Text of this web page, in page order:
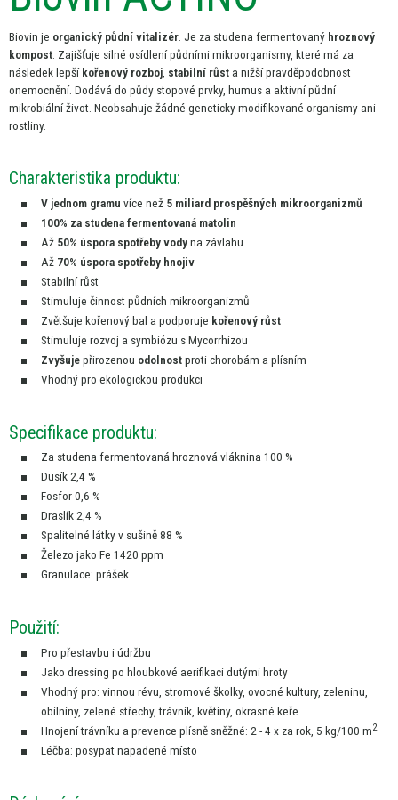
Biovin je organický půdní vitalizér. Je za studena fermentovaný hroznový
kompost. Zajišťuje silné osídlení půdními mikroorganismy, které má za
následek lepšíkořenový rozboj, stabilní růst a nižší pravděpodobnost
onemocnění. Dodává do půdy stopové prvky, humus a aktivní půdní
mikrobiální život. Neobsahuje žádné geneticky modifikované organismy ani
rostliny.
Charakteristika produktu:
V jednom gramu více než 5 miliard prospěšných mikroorganizmů
100% za studena fermentovaná matolin
Až 50% úspora spotřeby vodyna závlahu
Až 70% úspora spotřeby hnojiv
Stabilní růst
Stimuluje činnost půdních mikroorganizmů
Zvětšuje kořenový bal a podporuje kořenový růst
Stimuluje rozvoj a symbiózu sMycorrhizou
Zvyšujepřirozenou odolnostproti chorobám a plísním
Vhodný pro ekologickou produkci
Specifikace produktu:
Za studena fermentovaná hroznová vláknina 100 %
Dusík 2,4 %
Fosfor 0,6 %
Draslík 2,4 %
Spalitelné látkyv sušině88 %
Železo jako Fe 1420 ppm
Granulace: prášek
Použití:
Pro přestavbu i údržbu
Jako dressing po hloubkové aerifikaci dutými hroty
Vhodný pro: vinnou révu, stromové školky, ovocné kultury, zeleninu,
obilniny, zelené střechy, trávník, květiny, okrasné keře
Hnojení trávníku a prevence plísně sněžné: 2 -4 x za rok, 5 kg/100 m2
Léčba: posypat napadené místo